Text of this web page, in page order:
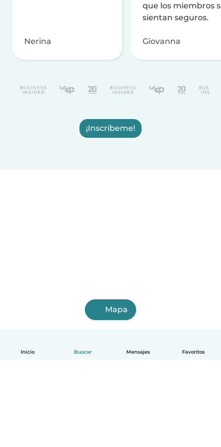
Inicio Buscar Mensajes Favoritos
Nerina
que los miembros
sientan seguros.
Giovanna
¡Inscríbeme!
Mapa